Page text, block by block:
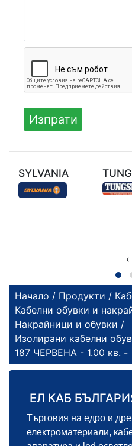
SYLVANIA
‹
Начало / Продукти /
Кабелни обувки и
Накрайници и обувки /
Изолирани кабелни
187 ЧЕРВЕНА - 1.00 кв. -
ЕЛ КАБ
Търговия на едро и
електроматериали,